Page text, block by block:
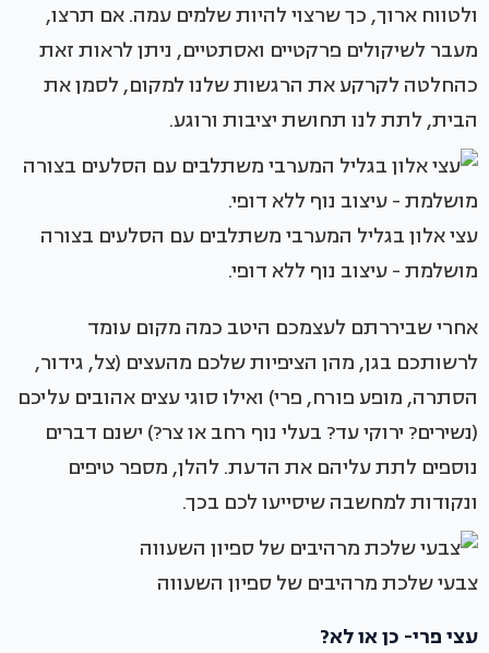
ולטווח ארוך, כך שרצוי להיות שלמים עמה. אם תרצו,
מעבר לשיקולים פרקטיים ואסתטיים, ניתן לראות זאת
כהחלטה לקרקע את הרגשות שלנו למקום, לסמן את
הבית, לתת לנו תחושת יציבות ורוגע.
עצי אלון בגליל המערבי משתלבים עם הסלעים בצורה
מושלמת - עיצוב נוף ללא דופי.
אחרי שביררתם לעצמכם היטב כמה מקום עומד
לרשותכם בגן, מהן הציפיות שלכם מהעצים (צל, גידור,
הסתרה, מופע פורח, פרי) ואילו סוגי עצים אהובים עליכם
(נשירים? ירוקי עד? בעלי נוף רחב או צר?) ישנם דברים
נוספים לתת עליהם את הדעת. להלן, מספר טיפים
ונקודות למחשבה שיסייעו לכם בכך.
צבעי שלכת מרהיבים של ספיון השעווה
עצי פרי- כן או לא?